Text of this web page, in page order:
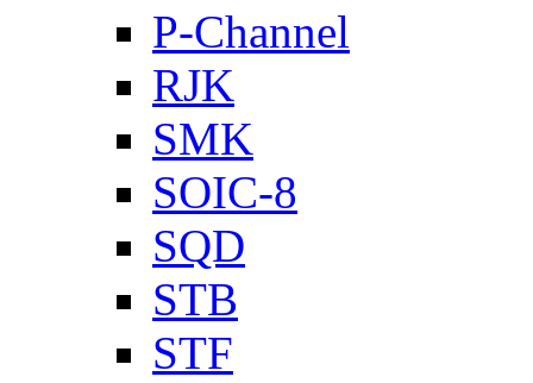
P-Channel
RJK
SMK
SOIC-8
SQD
STB
STF